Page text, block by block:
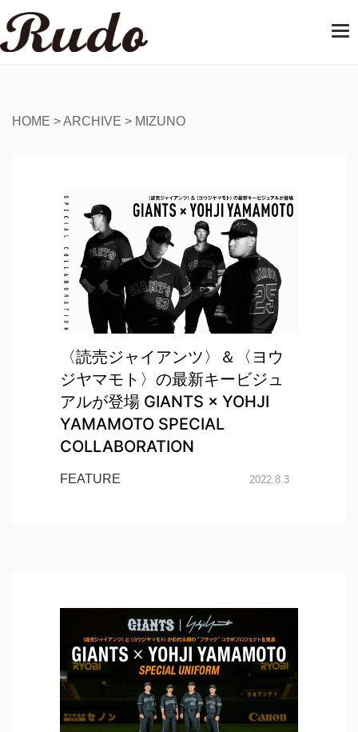
T
HOME >ARCHIVE > MIZUNO
〈読売ジャイアンツ〉＆〈ヨウ
ジヤマモト〉の最新キービジュ
アルが登場 GIANTS × YOHJI
YAMAMOTO SPECIAL
COLLABORATION
FEATURE 2022.8.3